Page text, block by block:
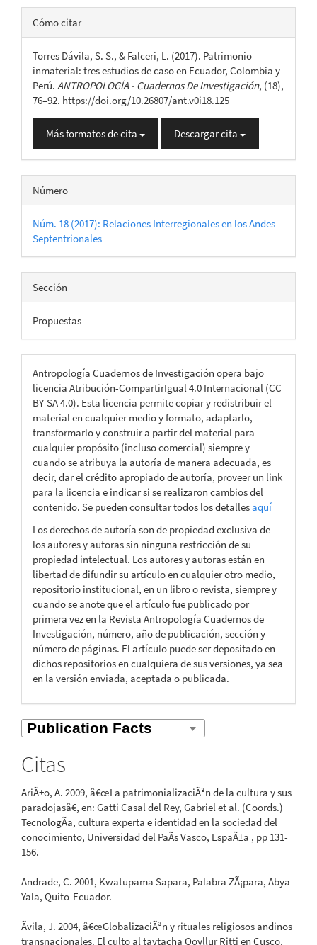
Detalles
del
artículo
Cómo citar
Torres Dávila, S. S., & Falceri, L. (2017). Patrimonio
inmaterial: tres estudios de caso en Ecuador, Colombia y
Perú. ANTROPOLOGÍA - Cuadernos De Investigación, (18),
76–92. https://doi.org/10.26807/ant.v0i18.125
Más formatos de cita Descargar cita
Número
Núm. 18 (2017): Relaciones Interregionales en los Andes
Septentrionales
Sección
Propuestas
Antropología Cuadernos de Investigación opera bajo
licencia Atribución-CompartirIgual 4.0 Internacional (CC
BY-SA 4.0). Esta licencia permite copiar y redistribuir el
material en cualquier medio y formato, adaptarlo,
transformarlo y construir a partir del material para
cualquier propósito (incluso comercial) siempre y
cuando se atribuya la autoría de manera adecuada, es
decir, dar el crédito apropiado de autoría, proveer un link
para la licencia e indicar si se realizaron cambios del
contenido. Se pueden consultar todos los detallesaquí
Los derechos de autoría son de propiedad exclusiva de
los autores y autoras sin ninguna restricción de su
propiedad intelectual. Los autores y autoras están en
libertad de difundir su artículo en cualquier otro medio,
repositorio institucional, en un libro o revista, siempre y
cuando se anote que el artículo fue publicado por
primera vez en la Revista Antropología Cuadernos de
Investigación, número, año de publicación, sección y
número de páginas. El artículo puede ser depositado en
dichos repositorios en cualquiera de sus versiones, ya sea
en la versión enviada, aceptada o publicada.
Citas
AriÃ±o, A. 2009, â€œLa patrimonializaciÃ³n de la cultura y sus
paradojasâ€, en: Gatti Casal del Rey, Gabriel et al. (Coords.)
TecnologÃ­a, cultura experta e identidad en la sociedad del
conocimiento, Universidad del PaÃ­s Vasco, EspaÃ±a , pp 131-
156.
Andrade, C. 2001, Kwatupama Sapara, Palabra ZÃ¡para, Abya
Yala, Quito-Ecuador.
Ãvila, J. 2004, â€œGlobalizaciÃ³n y rituales religiosos andinos
transnacionales. El culto al taytacha Qoyllur Ritti en Cusco,